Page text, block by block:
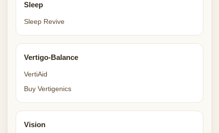
Sleep
Sleep Revive
Vertigo-Balance
VertiAid
Buy Vertigenics
Vision